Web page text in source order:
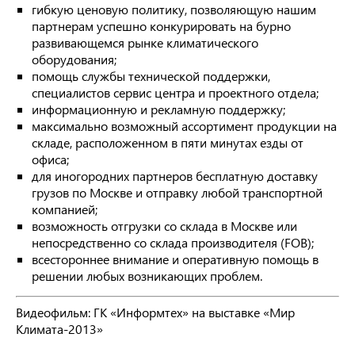
гибкую ценовую политику, позволяющую нашим
партнерам успешно конкурировать на бурно
развивающемся рынке климатического
оборудования;
помощь службы технической поддержки,
специалистов сервис центра и проектного отдела;
информационную и рекламную поддержку;
максимально возможный ассортимент продукции на
складе, расположенном в пяти минутах езды от
офиса;
для иногородних партнеров бесплатную доставку
грузов по Москве и отправку любой транспортной
компанией;
возможность отгрузки со склада в Москве или
непосредственно со склада производителя (FOB);
всестороннее внимание и оперативную помощь в
решении любых возникающих проблем.
Видеофильм: ГК «Информтех» на выставке «Мир
Климата-2013»